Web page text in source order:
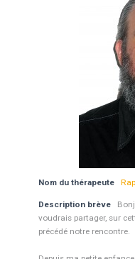
Nom du thérapeute
Description brève
voudrais partager, sur
précédé notre rencontre.